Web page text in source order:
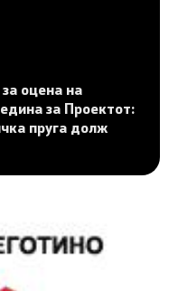
оцена на
за Проектот:
пруга долж